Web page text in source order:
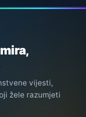
vijesti,
žele razumjeti